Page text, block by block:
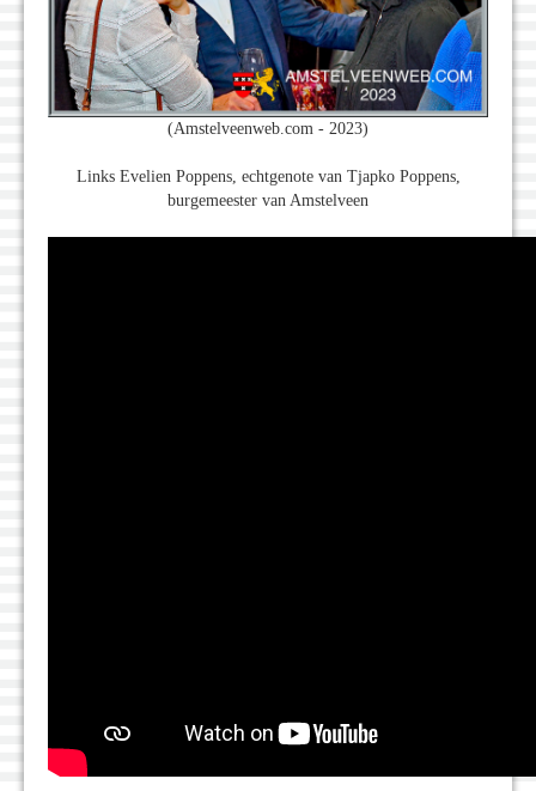
(Amstelveenweb.com - 2023)
Links Evelien Poppens, echtgenote van Tjapko Poppens,
burgemeester van Amstelveen